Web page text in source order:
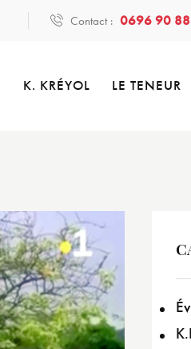
Contact : 0696 90
K. KRÉYOL LE TENEUR